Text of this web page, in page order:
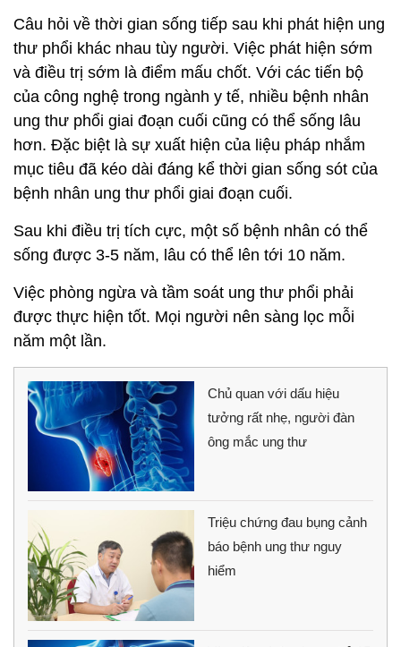
Câu hỏi về thời gian sống tiếp sau khi phát hiện ung
thư phổi khác nhau tùy người. Việc phát hiện sớm
và điều trị sớm là điểm mấu chốt. Với các tiến bộ
của công nghệ trong ngành y tế, nhiều bệnh nhân
ung thư phổi giai đoạn cuối cũng có thể sống lâu
hơn. Đặc biệt là sự xuất hiện của liệu pháp nhắm
mục tiêu đã kéo dài đáng kể thời gian sống sót của
bệnh nhân ung thư phổi giai đoạn cuối.
Sau khi điều trị tích cực, một số bệnh nhân có thể
sống được 3-5 năm, lâu có thể lên tới 10 năm.
Việc phòng ngừa và tầm soát ung thư phổi phải
được thực hiện tốt. Mọi người nên sàng lọc mỗi
năm một lần.
Chủ quan với dấu hiệu
tưởng rất nhẹ, người đàn
ông mắc ung thư
Triệu chứng đau bụng cảnh
báo bệnh ung thư nguy
hiểm